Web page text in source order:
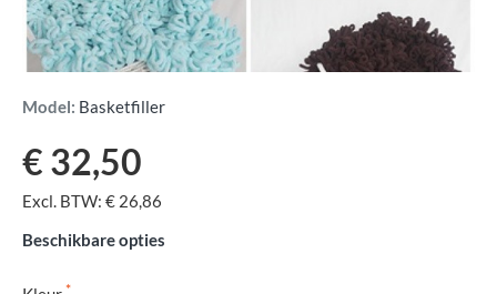
Model: Basketfiller
€ 32,50
Excl. BTW: € 26,86
Beschikbare opties